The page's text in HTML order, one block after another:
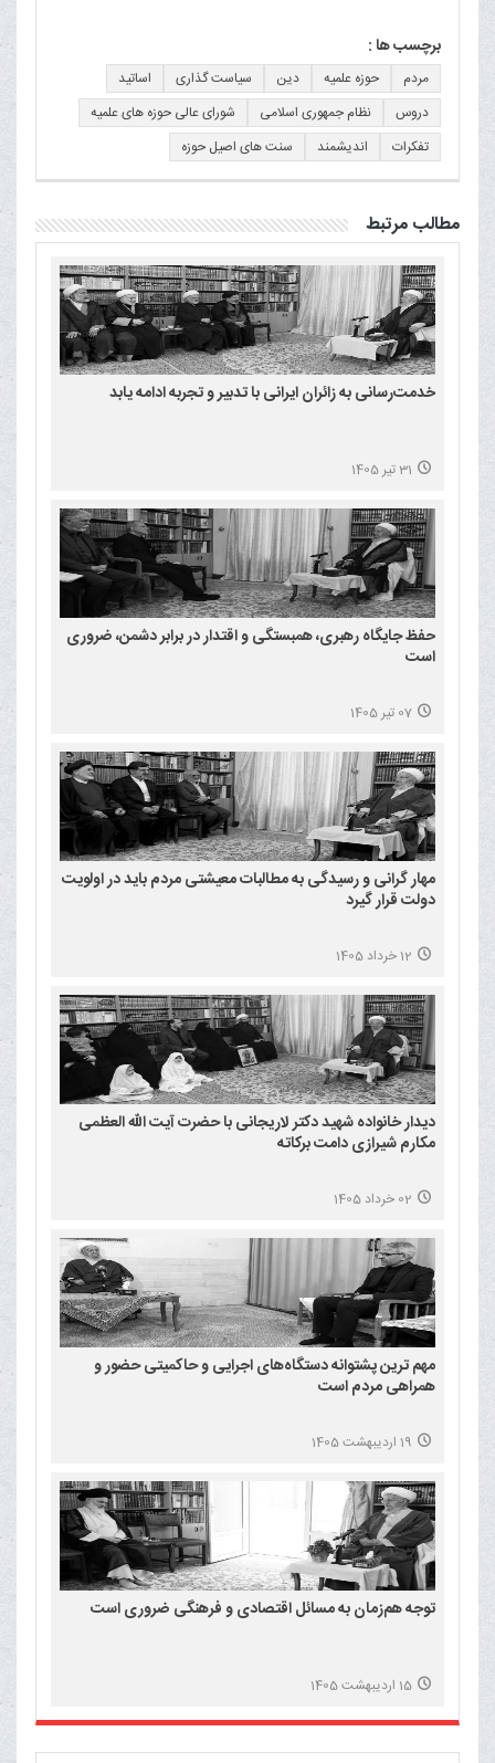
برچسب ها :
مردم حوزه علمیه دین سیاست گذاری
اساتید
دروس
نظام جمهوری اسلامی
شورای عالی حوزه های علمیه
تفکرات
اندیشمند سنت های اصیل حوزه
مطالب مرتبط
خدمت‌رسانی به زائران ایرانی با تدبیر و تجربه ادامه یابد
31 تیر 1405
حفظ جایگاه رهبری، همبستگی و اقتدار در برابر دشمن، ضروری
است
07 تیر 1405
مهار گرانی و رسیدگی به مطالبات معیشتی مردم باید در اولویت
دولت قرار گیرد
12 خرداد 1405
دیدار خانواده شهید دکتر لاریجانی با حضرت آیت الله العظمی
مکارم شیرازی دامت برکاته
02 خرداد 1405
مهم ترین پشتوانه دستگاه‌های اجرایی و حاکمیتی حضور و
همراهی مردم است
19 اردیبهشت 1405
توجه هم‌زمان به مسائل اقتصادی و فرهنگی ضروری است
15 اردیبهشت 1405